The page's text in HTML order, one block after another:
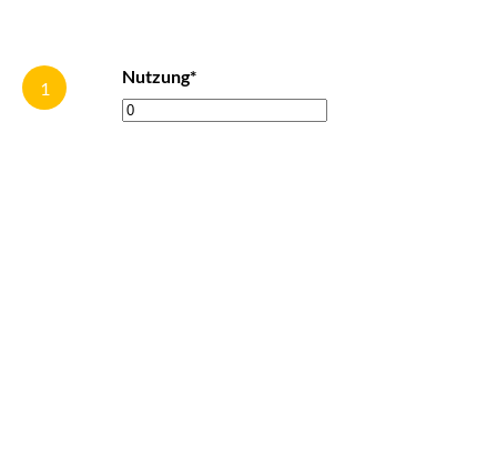
1
Nutzung*